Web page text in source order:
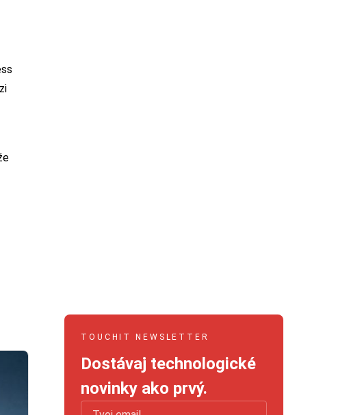
TOUCHIT NEWSLETTER
Dostávaj technologické
novinky ako prvý.